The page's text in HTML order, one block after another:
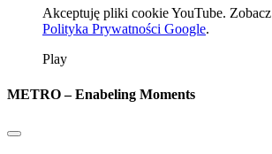
Akceptuję pliki cookie YouTube. Zobacz
Polityka Prywatności Google.
Play
METRO – Enabeling Moments